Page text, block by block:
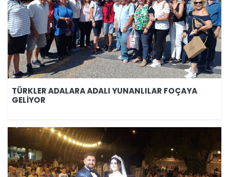
TÜRKLER ADALARA ADALI YUNANLILAR FOÇAYA
GELİYOR